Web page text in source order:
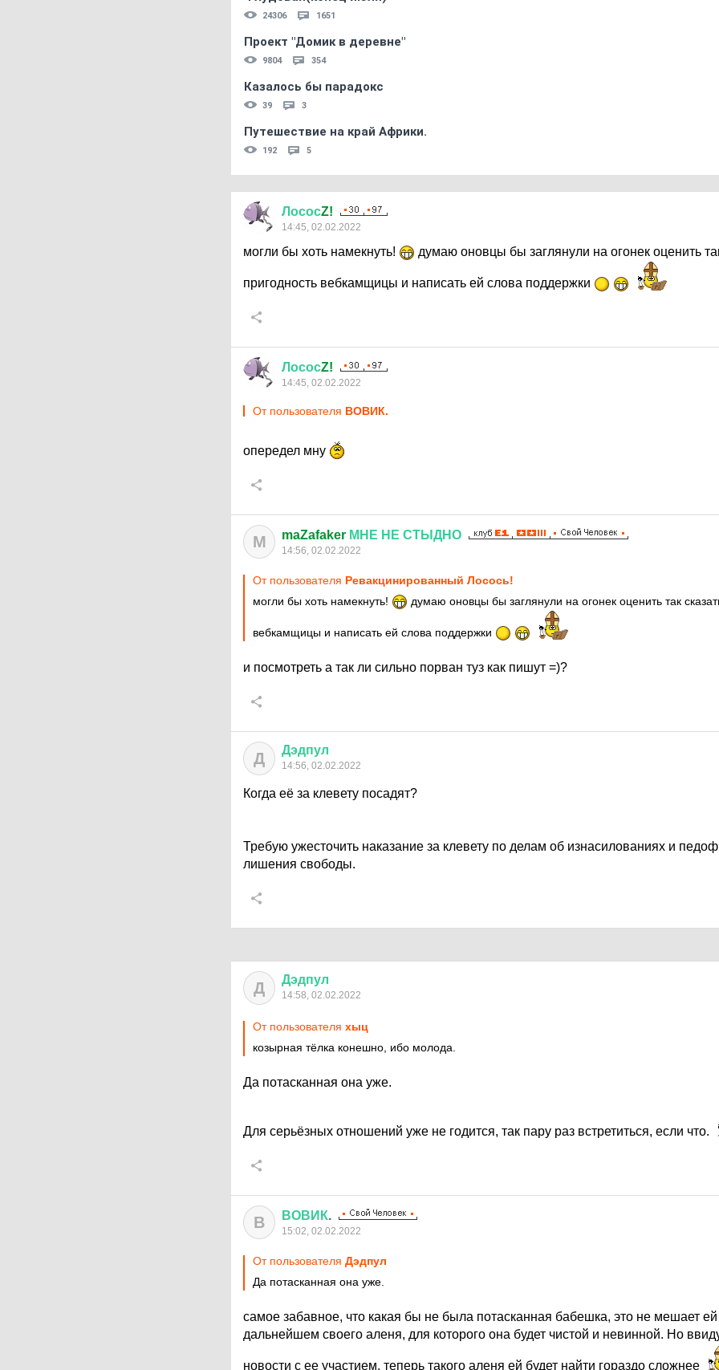
24306 1651
Проект "Домик в деревне"
9804 354
Казалось бы парадокс
39 3
Путешествие на край Африки.
192 5
ЛососZ!
14:45, 02.02.2022
могли бы хоть намекнуть! думаю оновцы бы заглянули на огонек оценить
пригодность вебкамщицы и написать ей слова поддержки
ЛососZ!
14:45, 02.02.2022
От пользователя ВОВИК.
опередел мну
M maZafaker МНЕ НЕ СТЫДНО
14:56, 02.02.2022
От пользователя Ревакцинированный Лосось!
могли бы хоть намекнуть!
думаю оновцы бы заглянули на огонек оценить так
вебкамщицы и написать ей слова поддержки
и посмотреть а так ли сильно порван туз как пишут =)?
Д Дэдпул
14:56, 02.02.2022
Когда её за клевету посадят?
Требую ужесточить наказание за клевету по делам об изнасилованиях и
лишения свободы.
Д Дэдпул
14:58, 02.02.2022
От пользователя хыц
козырная тёлка конешно, ибо молода.
Да потасканная она уже.
Для серьёзных отношений уже не годится, так пару раз встретиться, если что.
В ВОВИК.
15:02, 02.02.2022
От пользователя Дэдпул
Да потасканная она уже.
самое забавное, что какая бы не была потасканная бабешка, это не мешает ей
дальнейшем своего аленя, для которого она будет чистой и невинной. Но
новости с ее участием, теперь такого аленя ей будет найти гораздо сложнее